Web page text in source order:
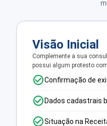
Visão Inicial
Complemente a sua
possui algum protesto
Confirmação de
Dados cadastrais
Situação na